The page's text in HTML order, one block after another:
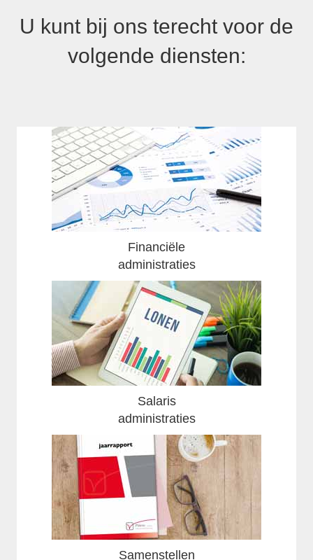
U kunt bij ons terecht voor de
volgende diensten:
Financiële
administraties
Salaris
administraties
Samenstellen